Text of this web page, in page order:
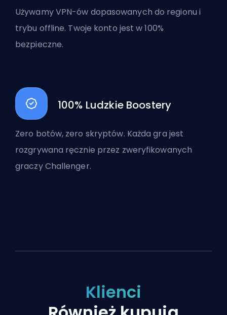
Używamy VPN-ów dopasowanych do regionu i
trybu offline. Twoje konto jest w 100%
bezpieczne.
100% Ludzkie Boostery
Zero botów, zero skryptów. Każda gra jest
rozgrywana ręcznie przez zweryfikowanych
graczy Challenger.
Klienci